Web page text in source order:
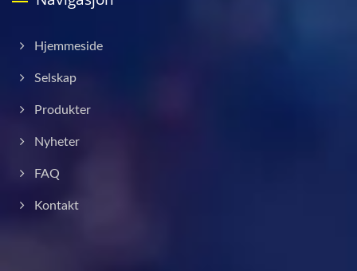
Hjemmeside
Selskap
Produkter
Nyheter
FAQ
Kontakt